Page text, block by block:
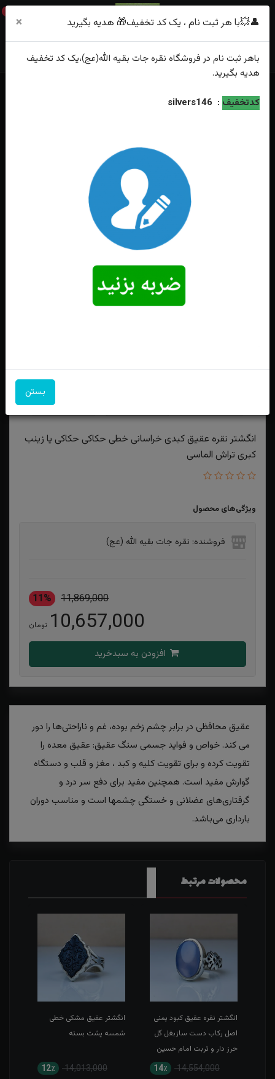
0
خانه
فهرست محصولات
انگشتر نقره عقیق کبدی خراسانی خطی حکاکی حکاکی یا زینب کبری تراش الماسی
انگشتر نقره عقیق کبدی خراسانی خطی حکاکی حکاکی یا زینب
کبری تراش الماسی
ویژگی‌های محصول
فروشنده: نقره جات بقیه الله (عج)
11,869,000
11%
10,657,000 تومان
عقیق محافظی در برابر چشم زخم بوده، غم و ناراحتی‌ها را دور
می کند. خواص و فواید جسمی سنگ عقیق: عقیق معده را
تقویت کرده و برای تقویت کلیه و کبد ، مغز و قلب و دستگاه
گوارش مفید است. همچنین مفید برای دفع سر درد و
گرفتاری‌های عضلانی و خستگی چشمها است و مناسب دوران
بارداری می‌باشد.
محصولات مرتبط
انگشتر نقره عقیق کبود یمنی
اصل رکاب دست سازبغل گل
حرز دار و تربت امام حسین
14,554,000 14٪
انگشتر عقیق مشکی خطی
شمسه پشت بسته
14,013,000 12٪
👤💥با هر ثبت نام ، یک کد تخفیف🎁 هدیه بگیرید ×
باهر ثبت نام در فروشگاه نقره جات بقیه الله(عج)،یک کد تخفیف
هدیه بگیرید.
کدتخفیف :
silvers146
بستن